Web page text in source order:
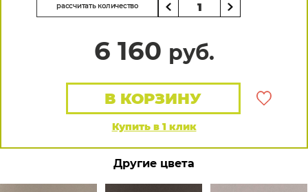
рассчитать количество
6 160 руб.
Купить в 1 клик
В КОРЗИНУ
Другие цвета